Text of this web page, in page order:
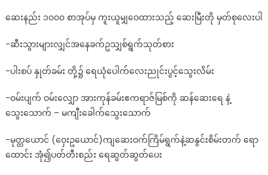
နည်း
မျှဝေ
ဆေးမြီးတို
ဆေးနည်း ၁၀၀၀ စာအုပ်မှ ကူးယူမျှဝေထားသည့် ဆေးမြီးတို မှတ်စုလေးပါ
-ဆီးသွားများလျှင်အနေခက်ဥသျှစ်ရွက်သုတ်စား
-ပါးစပ် နှုတ်ခမ်း တို့၌ ရေယုံပေါက်လေးညုင်းပွင့်သွေးလိမ်း
-ဝမ်းပျက် ဝမ်းလျှော အားကုန်ခမ်းဧကရာဇ်မြစ်ကို ဆန်ဆေးရေ နဲ့
သွေးသောက် – မကျီးခေါက်သွေးသောက်
-မုတ္တယောင် (ဝှေးဥယောင်)ကျဆေးဝက်ကြိမ်ရွက်နဲ့ဆနွင်းစိမ်းတက် ရော
ထောင်း အုံ၍ပတ်တီးစည်း ရေဆွတ်ဆွတ်ပေး